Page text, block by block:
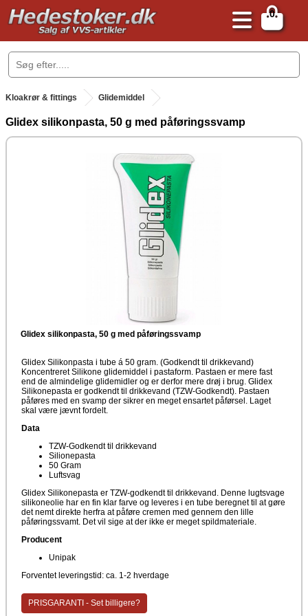
0
.
Kloakrør & fittings Glidemiddel
Glidex silikonpasta, 50 g med påføringssvamp
Glidex silikonpasta, 50 g med påføringssvamp
Glidex Silikonpasta i tube á 50 gram. (Godkendt til drikkevand)
Koncentreret Silikone glidemiddel i pastaform. Pastaen er mere fast
end de almindelige glidemidler og er derfor mere drøj i brug. Glidex
Silikonepasta er godkendt til drikkevand (TZW-Godkendt). Pastaen
påføres med en svamp der sikrer en meget ensartet påførsel. Laget
skal være jævnt fordelt.
Data
TZW-Godkendt til drikkevand
Silionepasta
50 Gram
Luftsvag
Glidex Silikonepasta er TZW-godkendt til drikkevand. Denne lugtsvage
silikoneolie har en fin klar farve og leveres i en tube beregnet til at gøre
det nemt direkte herfra at påføre cremen med gennem den lille
påføringssvamt. Det vil sige at der ikke er meget spildmateriale.
Producent
Unipak
Forventet leveringstid: ca. 1-2 hverdage
PRISGARANTI - Set billigere?